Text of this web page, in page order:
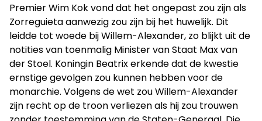
Premier Wim Kok vond dat het ongepast zou zijn als
Zorreguieta aanwezig zou zijn bij het huwelijk. Dit
leidde tot woede bij Willem-Alexander, zo blijkt uit de
notities van toenmalig Minister van Staat Max van
der Stoel. Koningin Beatrix erkende dat de kwestie
ernstige gevolgen zou kunnen hebben voor de
monarchie. Volgens de wet zou Willem-Alexander
zijn recht op de troon verliezen als hij zou trouwen